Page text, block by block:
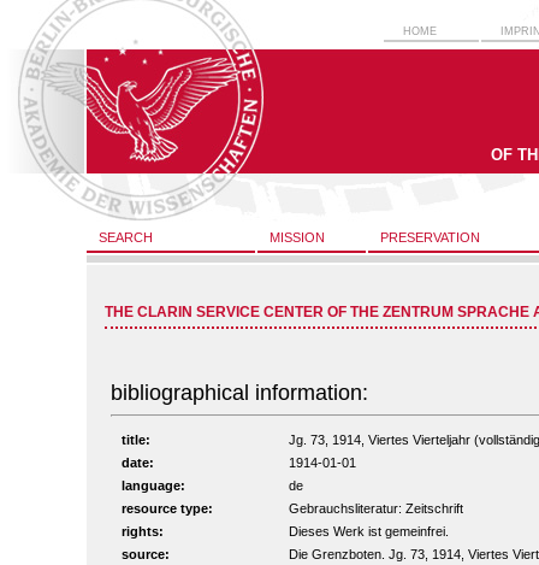
HOME
OF
SEARCH MISSION PRESERVATION
THE CLARIN SERVICE CENTER OF THE ZENTRUM SPRACHE
bibliographical information:
title:
Jg. 73, 1914, Viertes Vierteljahr
date:
1914-01-01
language:
de
resource type:
Gebrauchsliteratur: Zeitschrift
rights:
Dieses Werk ist gemeinfrei.
source:
Die Grenzboten. Jg. 73, 1914, Viertes